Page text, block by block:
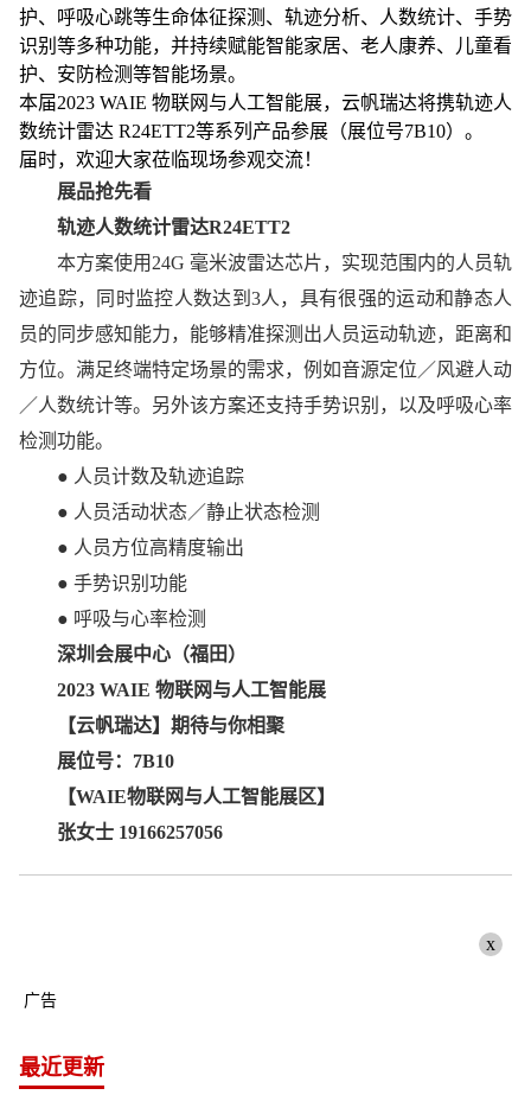
护、呼吸心跳等生命体征探测、轨迹分析、人数统计、手势
识别等多种功能，并持续赋能智能家居、老人康养、儿童看
护、安防检测等智能场景。
本届2023 WAIE 物联网与人工智能展，云帆瑞达将携轨迹人
数统计雷达 R24ETT2等系列产品参展（展位号7B10）。
届时，欢迎大家莅临现场参观交流！
展品抢先看
轨迹人数统计雷达R24ETT2
本方案使用24G 毫米波雷达芯片，实现范围内的人员轨
迹追踪，同时监控人数达到3人，具有很强的运动和静态人
员的同步感知能力，能够精准探测出人员运动轨迹，距离和
方位。满足终端特定场景的需求，例如音源定位／风避人动
／人数统计等。另外该方案还支持手势识别，以及呼吸心率
检测功能。
● 人员计数及轨迹追踪
● 人员活动状态／静止状态检测
● 人员方位高精度输出
● 手势识别功能
● 呼吸与心率检测
深圳会展中心（福田）
2023 WAIE 物联网与人工智能展
【云帆瑞达】期待与你相聚
展位号：7B10
【WAIE物联网与人工智能展区】
张女士 19166257056
x
广告
最近更新